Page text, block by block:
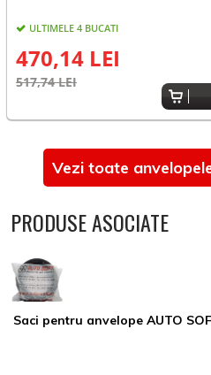
ULTIMELE 4 BUCATI
470,14 LEI
517,74 LEI
Vezi toate
PRODUSE ASOCIATE
Saci pentru anvelope AUTO